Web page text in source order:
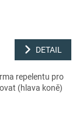
DETAIL
repelentu pro
(hlava koně)